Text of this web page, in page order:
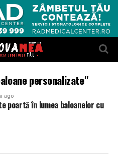
personalizate"
ago
poartă în lumea baloanelor cu